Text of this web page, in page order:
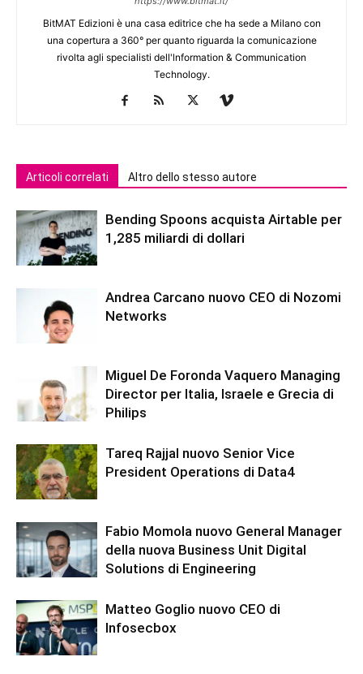
BitMAT Edizioni è una casa editrice che ha sede a Milano con
una copertura a 360° per quanto riguarda la comunicazione
rivolta agli specialisti dell'lnformation & Communication
Technology.
Articoli correlati Altro dello stesso autore
Bending Spoons acquista Airtable per
1,285 miliardi di dollari
Andrea Carcano nuovo CEO di Nozomi
Networks
Miguel De Foronda Vaquero Managing
Director per Italia, Israele e Grecia di
Philips
Tareq Rajjal nuovo Senior Vice
President Operations di Data4
Fabio Momola nuovo General Manager
della nuova Business Unit Digital
Solutions di Engineering
Matteo Goglio nuovo CEO di
Infosecbox